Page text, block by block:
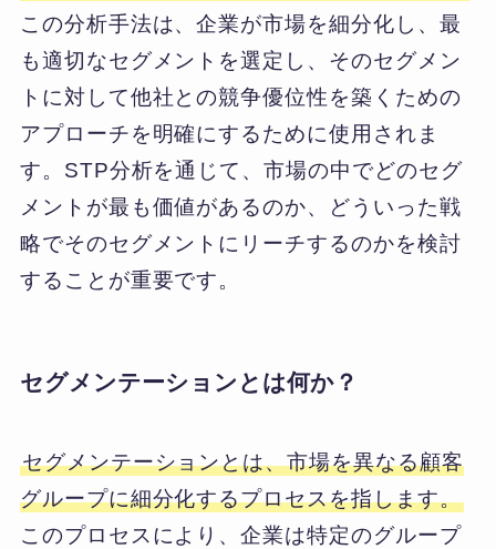
この分析手法は、企業が市場を細分化し、最
も適切なセグメントを選定し、そのセグメン
トに対して他社との競争優位性を築くための
アプローチを明確にするために使用されま
す。STP分析を通じて、市場の中でどのセグ
メントが最も価値があるのか、どういった戦
略でそのセグメントにリーチするのかを検討
することが重要です。
セグメンテーションとは何か？
セグメンテーションとは、市場を異なる顧客
グループに細分化するプロセスを指します。
このプロセスにより、企業は特定のグループ